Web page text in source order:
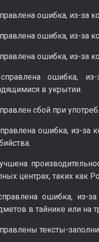
ошибка, из-за
ошибка, из-за
ошибка, из-за
ошибка, из-
в укрытии.
сбой при
ошибка, из-за
центрах, таких как
ошибка, из-за
в тайнике или на
тексты-